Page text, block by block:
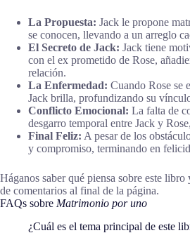
La Propuesta: Jack le propone
se conocen, llevando a un arreglo
El Secreto de Jack: Jack tiene
con el ex prometido de Rose,
relación.
La Enfermedad: Cuando Rose se
Jack brilla, profundizando su
Conflicto Emocional: La falta de
desgarro temporal entre Jack y
Final Feliz: A pesar de los
y compromiso, terminando en
Háganos saber qué piensa sobre este
de comentarios al final de la página.
FAQs sobre Matrimonio por uno
¿Cuál es el tema principal de este